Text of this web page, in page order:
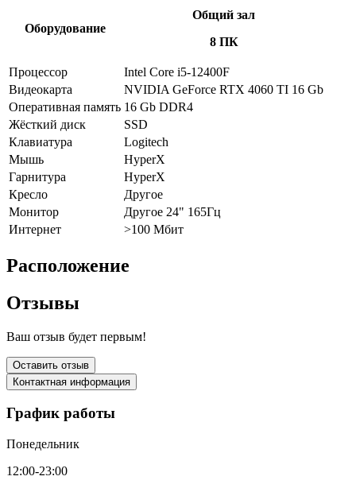
Оборудование
Общий зал
8 ПК
Процессор
Intel Core i5-12400F
Видеокарта
NVIDIA GeForce RTX 4060 TI 16 Gb
Оперативная память 16 Gb DDR4
Жёсткий диск
SSD
Клавиатура
Logitech
Мышь
HyperX
Гарнитура
HyperX
Кресло
Другое
Монитор
Другое 24" 165Гц
Интернет
>100 Мбит
Расположение
Отзывы
Ваш отзыв будет первым!
Оставить отзыв
Контактная информация
График работы
Понедельник
12:00-23:00